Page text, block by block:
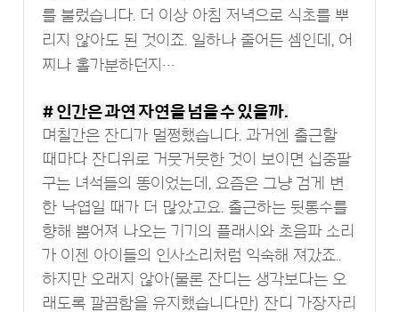
를 불렀습니다. 더 이상 아침 저녁으로 식초를 뿌
리지 않아도 된 것이죠. 일하나 줄어든 셈인데, 어
찌나 홀가분하던지…
# 인간은 과연 자연을 넘을 수 있을까.
며칠간은 잔디가 멀쩡했습니다. 과거엔 출근할
때마다 잔디위로 거뭇거뭇한 것이 보이면 십중팔
구는 녀석들의 똥이었는데, 요즘은 그냥 검게 변
한 낙엽일 때가 더 많았고요. 출근하는 뒷통수를
향해 뿜어져 나오는 기기의 플래시와 초음파 소리
가 이젠 아이들의 인사소리처럼 익숙해 져갔죠..
하지만 오래지 않아(물론 잔디는 생각보다는 오
래도록 깔끔함을 유지했습니다만) 잔디 가장자리